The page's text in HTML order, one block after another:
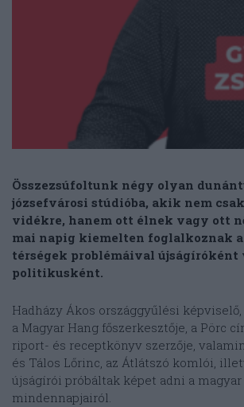
Összezsúfoltunk négy olyan
józsefvárosi stúdióba, akik nem
vidékre, hanem ott élnek vagy ott
mai napig kiemelten foglalkoznak a
térségek problémáival újságíróként
politikusként.
Hadházy Ákos országgyűlési képviselő,
a Magyar Hang főszerkesztője, a Pörc
riport- és receptkönyv szerzője,
és Tálos Lőrinc, az Átlátszó komlói,
újságírói próbáltak képet adni a
mindennapjairól.